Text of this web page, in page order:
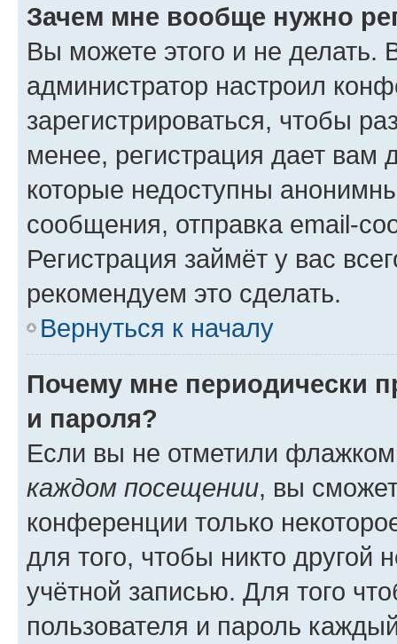
Зачем мне вообще нужно
Вы можете этого и не делать.
администратор настроил
зарегистрироваться, чтобы
менее, регистрация дает вам
которые недоступны
сообщения, отправка email-
Регистрация займёт у вас
рекомендуем это сделать.
Вернуться к началу
Почему мне периодически
и пароля?
Если вы не отметили
каждом посещении, вы
конференции только
для того, чтобы никто другой
учётной записью. Для того
пользователя и пароль